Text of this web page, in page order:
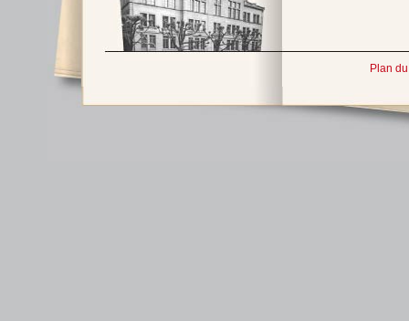
Plan